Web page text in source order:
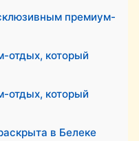
премиум-
отдых, который
отдых, который
в Белеке